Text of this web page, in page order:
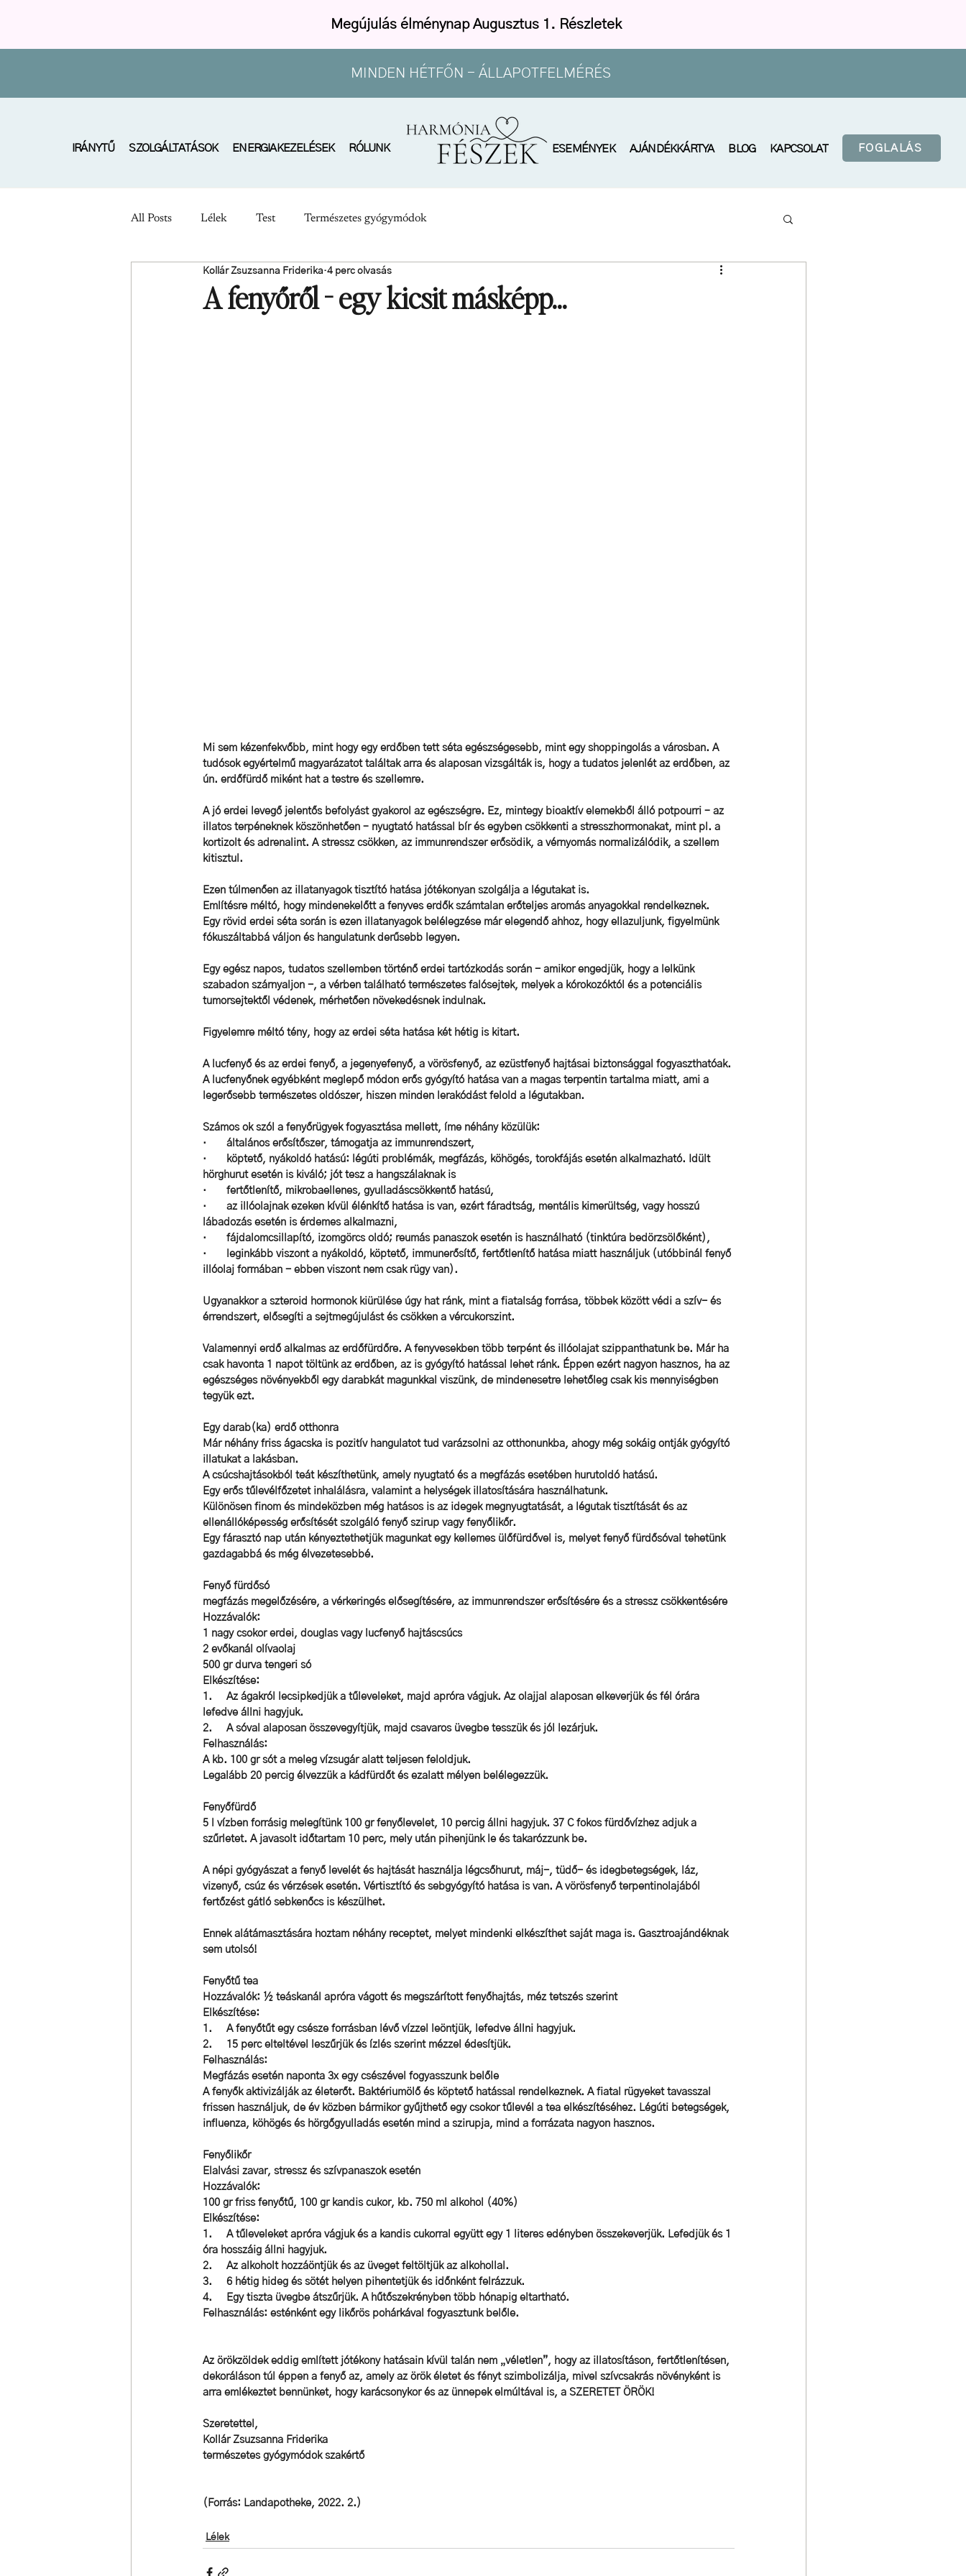
Megújulás élménynap Augusztus 1. Részletek
MINDEN HÉTFŐN - ÁLLAPOTFELMÉRÉS
IRÁNYTŰ SZOLGÁLTATÁSOK ENERGIAKEZELÉSEK RÓLUNK ESEMÉNYEK AJÁNDÉKKÁRTYA BLOG KAPCSOLAT FOGLALÁS
All Posts Lélek Test Természetes gyógymódok
A fenyőről - egy kicsit másképp...
Kollár Zsuzsanna Friderika 4 perc olvasás
Mi sem kézenfekvőbb, mint hogy egy erdőben tett séta egészségesebb, mint egy shoppingolás a városban. A
tudósok egyértelmű magyarázatot találtak arra és alaposan vizsgálták is, hogy a tudatos jelenlét az erdőben, az
ún. erdőfürdő miként hat a testre és szellemre.
A jó erdei levegő jelentős befolyást gyakorol az egészségre. Ez, mintegy bioaktív elemekből álló potpourri – az
illatos terpéneknek köszönhetően – nyugtató hatással bír és egyben csökkenti a stresszhormonakat, mint pl. a
kortizolt és adrenalint. A stressz csökken, az immunrendszer erősödik, a vérnyomás normalizálódik, a szellem
kitisztul.
Ezen túlmenően az illatanyagok tisztító hatása jótékonyan szolgálja a légutakat is.
Említésre méltó, hogy mindenekelőtt a fenyves erdők számtalan erőteljes aromás anyagokkal rendelkeznek.
Egy rövid erdei séta során is ezen illatanyagok belélegzése már elegendő ahhoz, hogy ellazuljunk, figyelmünk
fókuszáltabbá váljon és hangulatunk derűsebb legyen.
Egy egész napos, tudatos szellemben történő erdei tartózkodás során - amikor engedjük, hogy a lelkünk
szabadon szárnyaljon -, a vérben található természetes falósejtek, melyek a kórokozóktól és a potenciális
tumorsejtektől védenek, mérhetően növekedésnek indulnak.
Figyelemre méltó tény, hogy az erdei séta hatása két hétig is kitart.
A lucfenyő és az erdei fenyő, a jegenyefenyő, a vörösfenyő, az ezüstfenyő hajtásai biztonsággal fogyaszthatóak.
A lucfenyőnek egyébként meglepő módon erős gyógyító hatása van a magas terpentin tartalma miatt, ami a
legerősebb természetes oldószer, hiszen minden lerakódást felold a légutakban.
Számos ok szól a fenyőrügyek fogyasztása mellett, íme néhány közülük:
·       általános erősítőszer, támogatja az immunrendszert,
·       köptető, nyákoldó hatású: légúti problémák, megfázás, köhögés, torokfájás esetén alkalmazható. Idült
hörghurut esetén is kiváló; jót tesz a hangszálaknak is
·       fertőtlenítő, mikrobaellenes, gyulladáscsökkentő hatású,
·       az illóolajnak ezeken kívül élénkítő hatása is van, ezért fáradtság, mentális kimerültség, vagy hosszú
lábadozás esetén is érdemes alkalmazni,
·       fájdalomcsillapító, izomgörcs oldó; reumás panaszok esetén is használható (tinktúra bedörzsölőként),
·       leginkább viszont a nyákoldó, köptető, immunerősítő, fertőtlenítő hatása miatt használjuk (utóbbinál fenyő
illóolaj formában - ebben viszont nem csak rügy van).
Ugyanakkor a szteroid hormonok kiürülése úgy hat ránk, mint a fiatalság forrása, többek között védi a szív- és
érrendszert, elősegíti a sejtmegújulást és csökken a vércukorszint.
Valamennyi erdő alkalmas az erdőfürdőre. A fenyvesekben több terpént és illóolajat szippanthatunk be. Már ha
csak havonta 1 napot töltünk az erdőben, az is gyógyító hatással lehet ránk. Éppen ezért nagyon hasznos, ha az
egészséges növényekből egy darabkát magunkkal viszünk, de mindenesetre lehetőleg csak kis mennyiségben
tegyük ezt.
Egy darab(ka) erdő otthonra
Már néhány friss ágacska is pozitív hangulatot tud varázsolni az otthonunkba, ahogy még sokáig ontják gyógyító
illatukat a lakásban.
A csúcshajtásokból teát készíthetünk, amely nyugtató és a megfázás esetében hurutoldó hatású.
Egy erős tűlevélfőzetet inhalálásra, valamint a helységek illatosítására használhatunk.
Különösen finom és mindeközben még hatásos is az idegek megnyugtatását, a légutak tisztítását és az
ellenállóképesség erősítését szolgáló fenyő szirup vagy fenyőlikőr.
Egy fárasztó nap után kényeztethetjük magunkat egy kellemes ülőfürdővel is, melyet fenyő fürdősóval tehetünk
gazdagabbá és még élvezetesebbé.
Fenyő fürdősó
megfázás megelőzésére, a vérkeringés elősegítésére, az immunrendszer erősítésére és a stressz csökkentésére
Hozzávalók:
1 nagy csokor erdei, douglas vagy lucfenyő hajtáscsúcs
2 evőkanál olívaolaj
500 gr durva tengeri só
Elkészítése:
1.     Az ágakról lecsipkedjük a tűleveleket, majd apróra vágjuk. Az olajjal alaposan elkeverjük és fél órára
lefedve állni hagyjuk.
2.     A sóval alaposan összevegyítjük, majd csavaros üvegbe tesszük és jól lezárjuk.
Felhasználás:
A kb. 100 gr sót a meleg vízsugár alatt teljesen feloldjuk.
Legalább 20 percig élvezzük a kádfürdőt és ezalatt mélyen belélegezzük.
Fenyőfürdő
5 l vízben forrásig melegítünk 100 gr fenyőlevelet, 10 percig állni hagyjuk. 37 C fokos fürdővízhez adjuk a
szűrletet. A javasolt időtartam 10 perc, mely után pihenjünk le és takarózzunk be.
A népi gyógyászat a fenyő levelét és hajtását használja légcsőhurut, máj-, tüdő- és idegbetegségek, láz,
vizenyő, csúz és vérzések esetén. Vértisztító és sebgyógyító hatása is van. A vörösfenyő terpentinolajából
fertőzést gátló sebkenőcs is készülhet.
Ennek alátámasztására hoztam néhány receptet, melyet mindenki elkészíthet saját maga is. Gasztroajándéknak
sem utolsó!
Fenyőtű tea
Hozzávalók: ½ teáskanál apróra vágott és megszárított fenyőhajtás, méz tetszés szerint
Elkészítése:
1.     A fenyőtűt egy csésze forrásban lévő vízzel leöntjük, lefedve állni hagyjuk.
2. 15 perc elteltével leszűrjük és ízlés szerint mézzel édesítjük.
Felhasználás:
Megfázás esetén naponta 3x egy csészével fogyasszunk belőle
A fenyők aktivizálják az életerőt. Baktériumölő és köptető hatással rendelkeznek. A fiatal rügyeket tavasszal
frissen használjuk, de év közben bármikor gyűjthető egy csokor tűlevél a tea elkészítéséhez. Légúti betegségek,
influenza, köhögés és hörgőgyulladás esetén mind a szirupja, mind a forrázata nagyon hasznos.
Fenyőlikőr
Elalvási zavar, stressz és szívpanaszok esetén
Hozzávalók:
100 gr friss fenyőtű, 100 gr kandis cukor, kb. 750 ml alkohol (40%)
Elkészítése:
1.     A tűleveleket apróra vágjuk és a kandis cukorral együtt egy 1 literes edényben összekeverjük. Lefedjük és 1
óra hosszáig állni hagyjuk.
2.     Az alkoholt hozzáöntjük és az üveget feltöltjük az alkohollal.
3.     6 hétig hideg és sötét helyen pihentetjük és időnként felrázzuk.
4.     Egy tiszta üvegbe átszűrjük. A hűtőszekrényben több hónapig eltartható.
Felhasználás: esténként egy likőrös pohárkával fogyasztunk belőle.
Az örökzöldek eddig említett jótékony hatásain kívül talán nem „véletlen”, hogy az illatosításon, fertőtlenítésen,
dekoráláson túl éppen a fenyő az, amely az örök életet és fényt szimbolizálja, mivel szívcsakrás növényként is
arra emlékeztet bennünket, hogy karácsonykor és az ünnepek elmúltával is, a SZERETET ÖRÖK!
Szeretettel,
Kollár Zsuzsanna Friderika
természetes gyógymódok szakértő
(Forrás: Landapotheke, 2022. 2.)
Lélek